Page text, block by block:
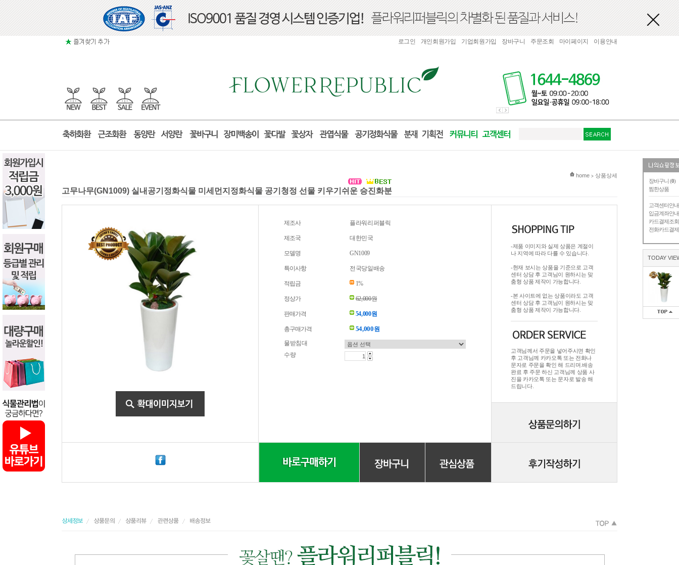
장바구니 (0)
찜한상품
고객센터안내
입금계좌안내
카드결제조회
전화카드결제
TODAY
로그인 개인회원가입 기업회원가입 장바구니 주문조회 마이페이지 이용안내
현재 위치
home > 상품상세
고무나무(GN1009) 실내공기정화식물 미세먼지정화식물 공기청정 선물 키우기쉬운 승진화분
제조사 플라워리퍼블릭
제조국 대한민국
모델명 GN1009
특이사항 전국당일배송
적립금 1%
정상가 62,000원
판매가격 54,000원
총구매가격 54,000원
물받침대
수량
-제품 이미지와 실제 상품은 계절이
나 지역에 따라 다를 수 있습니다.
-현재 보시는 상품을 기준으로 고객
센터 상담 후 고객님이 원하시는 맞
춤형 상품 제작이 가능합니다.
-본 사이트에 없는 상품이라도 고객
센터 상담 후 고객님이 원하시는 맞
춤형 상품 제작이 가능합니다.
고객님께서 주문을 넣어주시면 확인
후 고객님께 카카오톡 또는 전화나
문자로 주문을 확인 해 드리며.배송
완료 후 주문 하신 고객님께 상품 사
진을 카카오톡 또는 문자로 발송 해
드립니다.